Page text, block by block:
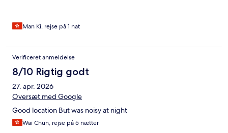
Man Ki, rejse på 1 nat
Verificeret anmeldelse
8/10 Rigtig godt
27. apr. 2026
Oversæt med Google
Good location But was noisy at night
Wai Chun, rejse på 5 nætter